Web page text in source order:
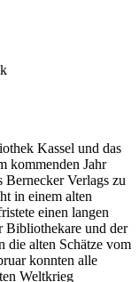
Kassel und das
kommenden Jahr
Bernecker Verlags zu
in einem alten
einen langen
Bibliothekare und der
die alten Schätze vom
konnten alle
Weltkrieg